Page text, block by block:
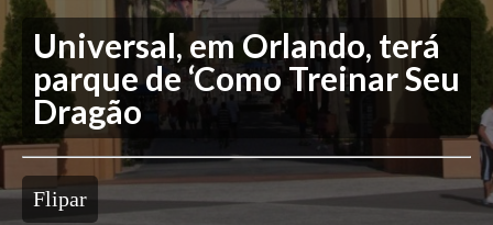
Universal, em Orlando, terá
parque de ‘Como Treinar Seu
Dragão
Flipar